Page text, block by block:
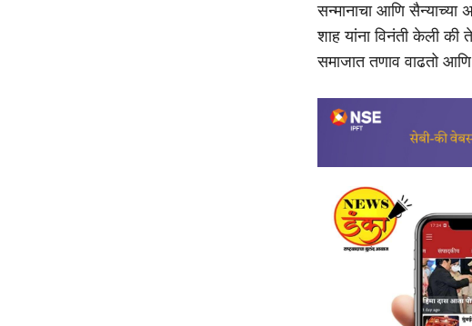
सन्मानाचा आणि सैन्याच्या
शाह यांना विनंती केली
समाजात तणाव वाढतो आणि